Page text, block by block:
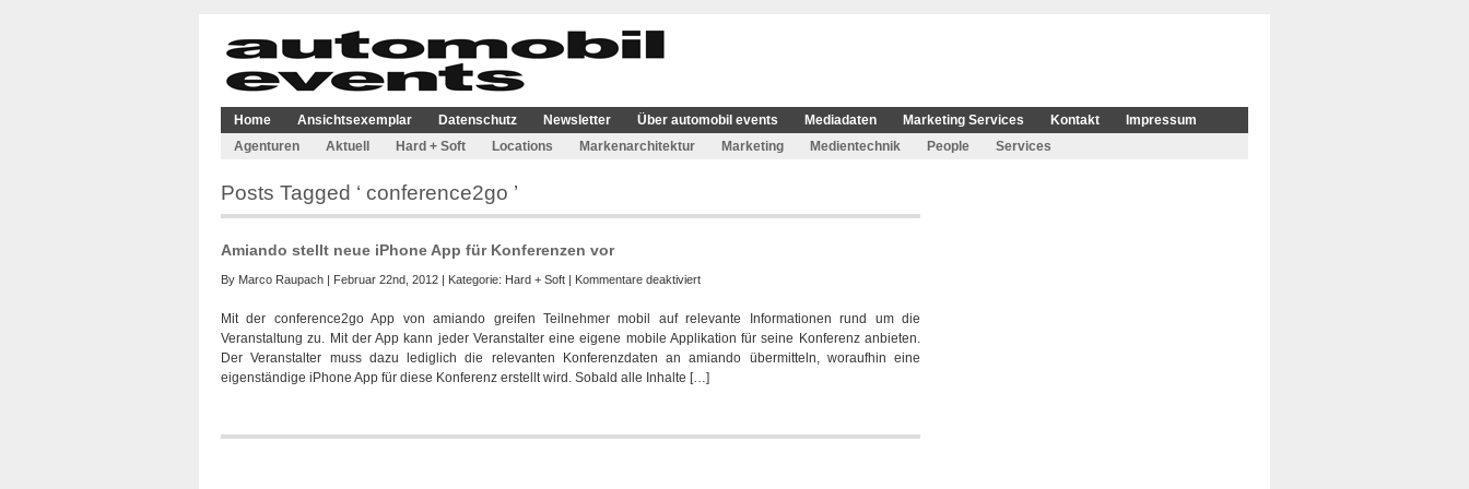
Home Ansichtsexemplar Datenschutz Newsletter Über automobil events Mediadaten Marketing Services Kontakt
Impressum
Agenturen
Aktuell Hard + Soft Locations Markenarchitektur Marketing Medientechnik People Services
Posts Tagged ‘ conference2go ’
Amiando stellt neue iPhone App für Konferenzen vor
By Marco Raupach | Februar 22nd, 2012 | Kategorie: Hard + Soft | Kommentare deaktiviertfür
stellt
neue
iPhone
App
vor
Mit der conference2go App von amiando greifen Teilnehmer mobil auf relevante Informationen rund um die
Veranstaltung zu. Mit der App kann jeder Veranstalter eine eigene mobile Applikation für seine Konferenz anbieten.
Der Veranstalter muss dazu lediglich die relevanten Konferenzdaten an amiando übermitteln, woraufhin eine
eigenständige iPhone App für diese Konferenz erstellt wird. Sobald alle Inhalte […]